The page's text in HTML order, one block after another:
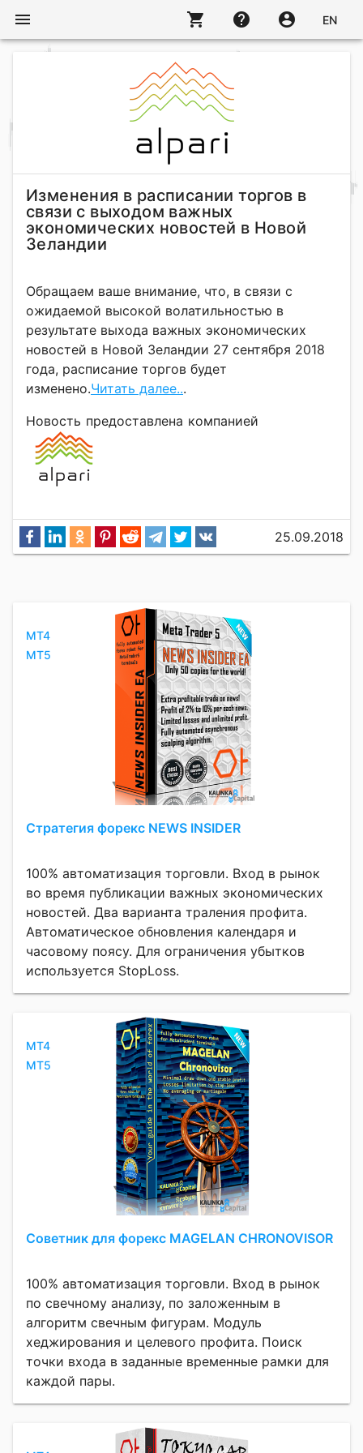
menu shopping_cart help account_circle EN
Изменения в расписании торгов в
связи с выходом важных
экономических новостей в Новой
Зеландии
Обращаем ваше внимание, что, в связи с
ожидаемой высокой волатильностью в
результате выхода важных экономических
новостей в Новой Зеландии 27 сентября 2018
года, расписание торгов будет
изменено.Читать далее...
Новость предоставлена компанией
25.09.2018
MT4
MT5
Стратегия форекс NEWS INSIDER
100% автоматизация торговли. Вход в рынок
во время публикации важных экономических
новостей. Два варианта траления профита.
Автоматическое обновления календаря и
часовому поясу. Для ограничения убытков
используется StopLoss.
MT4
MT5
Советник для форекс MAGELAN CHRONOVISOR
100% автоматизация торговли. Вход в рынок
по свечному анализу, по заложенным в
алгоритм свечным фигурам. Модуль
хеджирования и целевого профита. Поиск
точки входа в заданные временные рамки для
каждой пары.